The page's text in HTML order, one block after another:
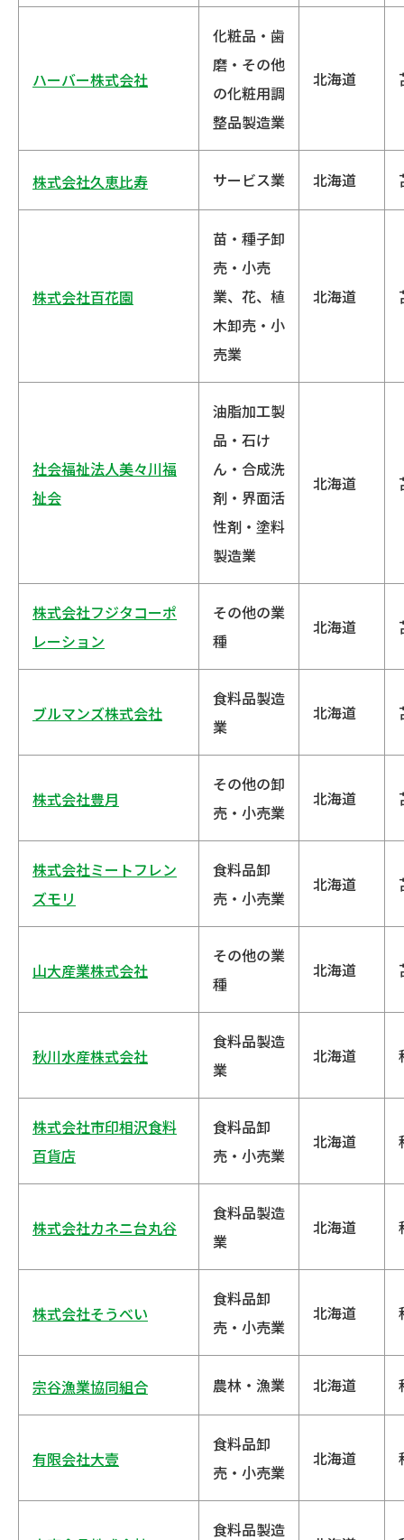
ハーバー株式会社
化粧品・歯
磨・その他
の化粧用調
整品製造業
北海道
株式会社久恵比寿 サービス業 北海道
株式会社百花園
苗・種子卸
売・小売
業、花、植
木卸売・小
売業
北海道
社会福祉法人美々川福
祉会
油脂加工製
品・石け
ん・合成洗
剤・界面活
性剤・塗料
製造業
北海道
株式会社フジタコーポ
レーション
その他の業
種
北海道
ブルマンズ株式会社
食料品製造
業
北海道
株式会社豊月
その他の卸
売・小売業
北海道
株式会社ミートフレン
ズモリ
食料品卸
売・小売業
北海道
山大産業株式会社
その他の業
種
北海道
秋川水産株式会社
食料品製造
業
北海道
株式会社市印相沢食料
百貨店
食料品卸
売・小売業
北海道
株式会社カネニ台丸谷
食料品製造
業
北海道
株式会社そうべい
食料品卸
売・小売業
北海道
宗谷漁業協同組合 農林・漁業 北海道
有限会社大壹
食料品卸
売・小売業
北海道
食料品製造